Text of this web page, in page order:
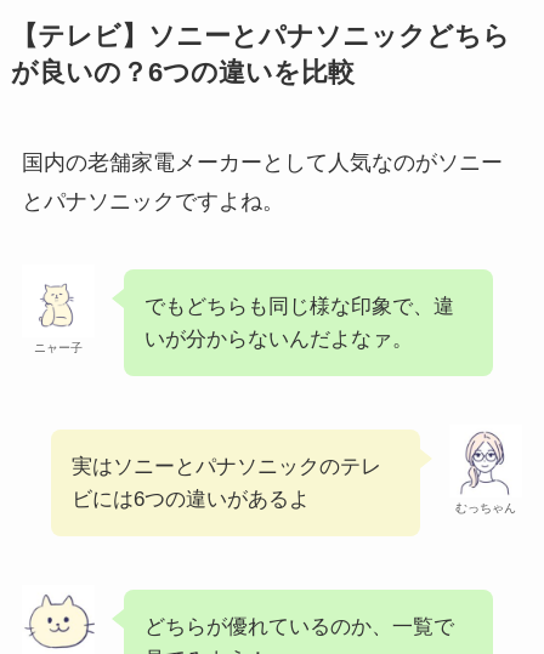
【テレビ】ソニーとパナソニックどちら
が良いの？6つの違いを比較
国内の老舗家電メーカーとして人気なのがソニー
とパナソニックですよね。
ニャー子
でもどちらも同じ様な印象で、違
いが分からないんだよなァ。
むっちゃん
実はソニーとパナソニックのテレ
ビには6つの違いがあるよ
どちらが優れているのか、一覧で